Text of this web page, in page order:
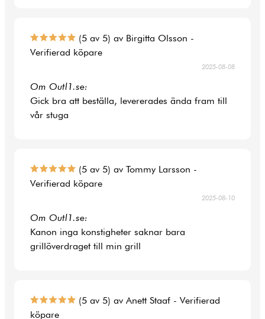
(5 av 5) av Birgitta Olsson -
Verifierad köpare
2025-08-08
Om Outl1.se:
Gick bra att beställa, levererades ända fram till
vår stuga
(5 av 5) av Tommy Larsson -
Verifierad köpare
2025-08-10
Om Outl1.se:
Kanon inga konstigheter saknar bara
grillöverdraget till min grill
(5 av 5) av Anett Staaf - Verifierad
köpare